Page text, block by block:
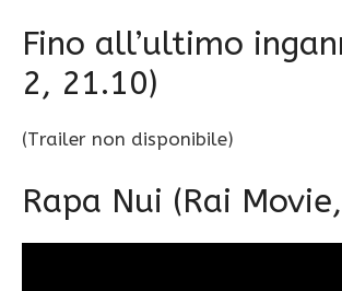
Fino all’ultimo
2, 21.10)
(Trailer non disponibile)
Rapa Nui (Rai